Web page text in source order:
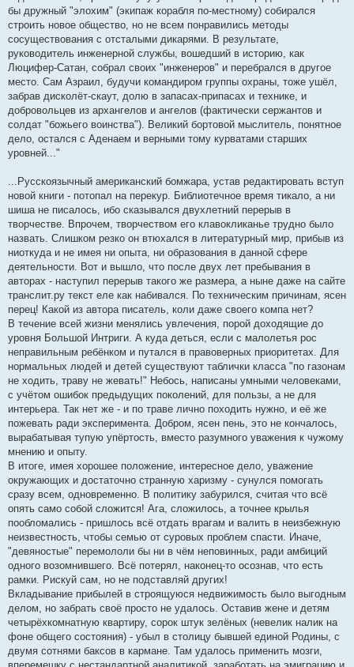
бы дружный "элохим" (экипаж корабля по-местному) собирался
строить новое общество, но не всем понравились методы
сосуществования с отсталыми дикарями. В результате,
руководитель инженерной службы, вошедший в историю, как
Люцифер-Сатан, собрал своих "инженеров" и перебрался в другое
место. Сам Азраил, будучи командиром группы охраны, тоже ушёл,
забрав дисколёт-скаут, долю в запасах-припасах и технике, и
добровольцев из архангелов и ангелов (фактически сержантов и
солдат "божьего воинства"). Великий бортовой мыслитель, понятное
дело, остался с Аденаем и верными тому курватами старших
уровней..."
...Русскоязычный американский бомжара, устав редактировать вступ
новой книги - потопал на перекур. Библиотечное время тикало, а ни
шиша не писалось, ибо сказывался двухлетний перерыв в
творчестве. Впрочем, творчеством его клавокликанье трудно было
назвать. Слишком резко он втюхался в литературный мир, прибыв из
ниоткуда и не имея ни опыта, ни образования в данной сфере
деятельности. Вот и вышло, что после двух лет пребывания в
авторах - наступил перерыв такого же размера, а ныне даже на сайте
транслит.ру текст еле как набивался. По техническим причинам, ясен
перец! Какой из автора писатель, коли даже своего компа нет?
В течение всей жизни менялись увлечения, порой доходящие до
уровня Большой Интриги. А куда деться, если с малолетья рос
неправильным ребёнком и путался в правоверных приоритетах. Для
нормальных людей и детей существуют таблички класса "по газонам
не ходить, траву не жевать!" Небось, написаны умными человеками,
с учётом ошибок предыдущих поколений, для пользы, а не для
интерьера. Так нет же - и по траве лично походить нужно, и её же
пожевать ради эксперимента. Добром, ясен пень, это не кончалось,
вырабатывая тупую упёртость, вместо разумного уважения к чужому
мнению и опыту.
В итоге, имея хорошее положение, интересное дело, уважение
окружающих и достаточно странную харизму - сунулся помогать
сразу всем, одновременно. В политику забурился, считая что всё
опять само собой сложится! Ага, сложилось, а точнее крылья
пообломались - пришлось всё отдать врагам и валить в неизбежную
неизвестность, чтобы семью от суровых проблем спасти. Иначе,
"девяностые" перемололи бы ни в чём неповинных, ради амбиций
одного возомнившего. Всё потерял, наконец-то осознав, что есть
рамки. Рискуй сам, но не подставляй других!
Вкладывание прибылей в строящуюся недвижимость было выгодным
делом, но забрать своё просто не удалось. Оставив жене и детям
четырёхкомнатную квартиру, сорок штук зелёных (невелик налик на
фоне общего состояния) - убыл в столицу бывшей единой Родины, с
двумя сотнями баксов в кармане. Там удалось применить мозги,